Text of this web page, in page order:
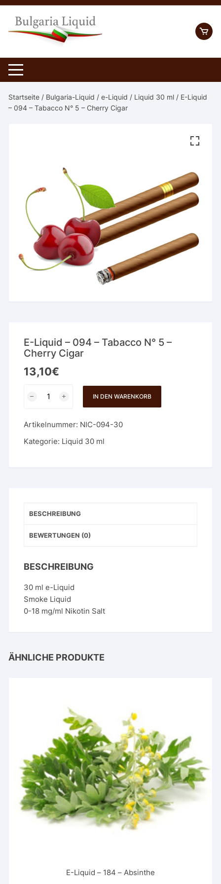
Skip
content
Startseite / Bulgaria-Liquid /e-Liquid / Liquid 30 ml / E-Liquid
– 094 – Tabacco N° 5 – Cherry Cigar
E-Liquid – 094 – Tabacco N° 5 –
Cherry Cigar
13,10€
094
-
Tabacco
IN DEN WARENKORB
Artikelnummer: NIC-094-30
Kategorie: Liquid 30 ml
BESCHREIBUNG
BEWERTUNGEN (0)
BESCHREIBUNG
30 ml e-Liquid
Smoke Liquid
0-18 mg/ml Nikotin Salt
ÄHNLICHE PRODUKTE
E-Liquid – 184 – Absinthe